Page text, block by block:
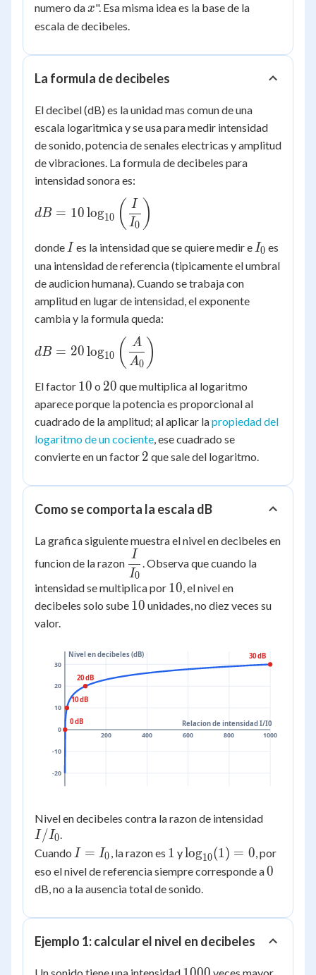
numero da x
x". Esa misma idea es la base de la
escala de decibeles.
La formula de decibeles
El decibel (dB) es la unidad mas comun de una
escala logaritmica y se usa para medir intensidad
de sonido, potencia de senales electricas y amplitud
de vibraciones. La formula de decibeles para
intensidad sonora es:
dB =
10\log_{10}\left(\dfrac{I}
dB = 10log10 ( I0
I )
donde I
I es la intensidad que se quiere medir e I_0
I0 es
una intensidad de referencia (tipicamente el umbral
de audicion humana). Cuando se trabaja con
amplitud en lugar de intensidad, el exponente
cambia y la formula queda:
dB =
20\log_{10}\left(\dfrac{A}
dB = 20log10 ( A0
A )
El factor 10
10 o 20
20 que multiplica al logaritmo
aparece porque la potencia es proporcional al
cuadrado de la amplitud; al aplicar lapropiedad del
logaritmo de un cociente, ese cuadrado se
convierte en un factor 2
2 que sale del logaritmo.
Como se comporta la escala dB
La grafica siguiente muestra el nivel en decibeles en
funcion de la razon \dfrac{I}
{I_0}
I0
I
. Observa que cuando la
intensidad se multiplica por 10
10, el nivel en
decibeles solo sube 10
10 unidades, no diez veces su
valor.
200 400 600 800 1000
-20
-10
0
10
20
30
Relacion de intensidad I/I0
Nivel en decibeles (dB)
0 dB
10 dB
20 dB
30 dB
Nivel en decibeles contra la razon de intensidad
I/I0.
Cuando I =
I_0
I = I0, la razon es 1
1 y\log_{10}
(1) = 0
log10(1) = 0, por
eso el nivel de referencia siempre corresponde a0
0
dB, no a la ausencia total de sonido.
Ejemplo 1: calcular el nivel en decibeles
1000